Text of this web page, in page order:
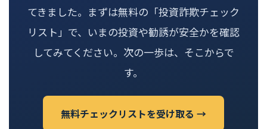
てきました。まずは無料の「投資詐欺チェック
リスト」で、いまの投資や勧誘が安全かを確認
してみてください。次の一歩は、そこからで
す。
無料チェックリストを受け取る →